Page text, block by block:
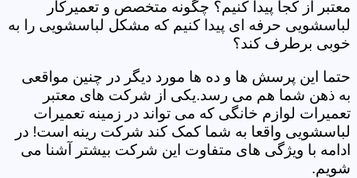
معتبر از کجا پیدا کنیم؟ چگونه متخصص و تعمیرکار
لباسشویی حرفه ای پیدا کنیم که مشکل لباسشویی را به
خوبی برطرف کند؟
حتما این پرسش ها و ده ها مورد دیگر در چنین مواقعی
به ذهن شما هم می رسد.یکی از شرکت های معتبر
تعمیرات لوازم خانگی که می تواند در زمینه تعمیرات
لباسشویی واقعا به شما کمک کند شرکت رینه است! در
ادامه با ویژگی های متفاوت این شرکت بیشتر آشنا می
شویم.